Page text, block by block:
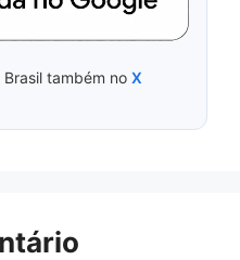
também no X